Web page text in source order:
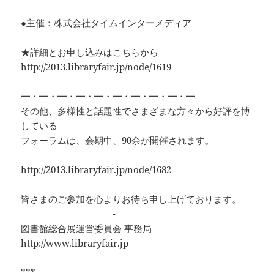
●主催：株式会社タイムインターメディア
★詳細とお申し込みはこちらから
http://2013.libraryfair.jp/node/1619
━・━・━・━・━・━・━・━・━・━
その他、多様性と話題性でさまざまな方々から好評を博
している
フォーラムは、会期中、90余が開催されます。
http://2013.libraryfair.jp/node/1682
皆さまのご参加を心よりお待ち申し上げております。
——————————-
図書館総合展運営委員会 事務局
http://www.libraryfair.jp
***